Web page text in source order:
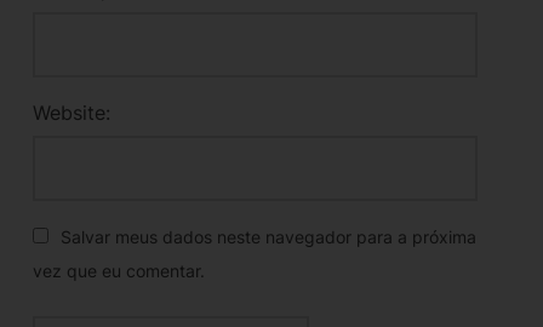
Website:
Salvar meus dados neste navegador para a próxima
vez que eu comentar.